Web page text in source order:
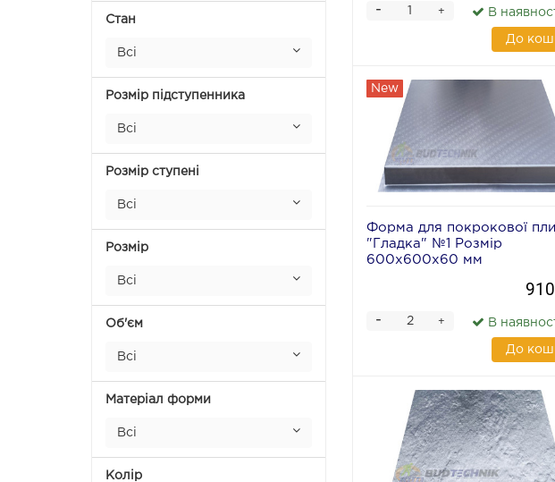
Стан
Всі
Розмір підступенника
Всі
Розмір ступені
Всі
Розмір
Всі
Об'єм
Всі
Матеріал форми
Всі
Колір
+
- В
До
New
Форма для покрокової
"Гладка" №1 Розмір
600х600х60 мм
+
- В
До